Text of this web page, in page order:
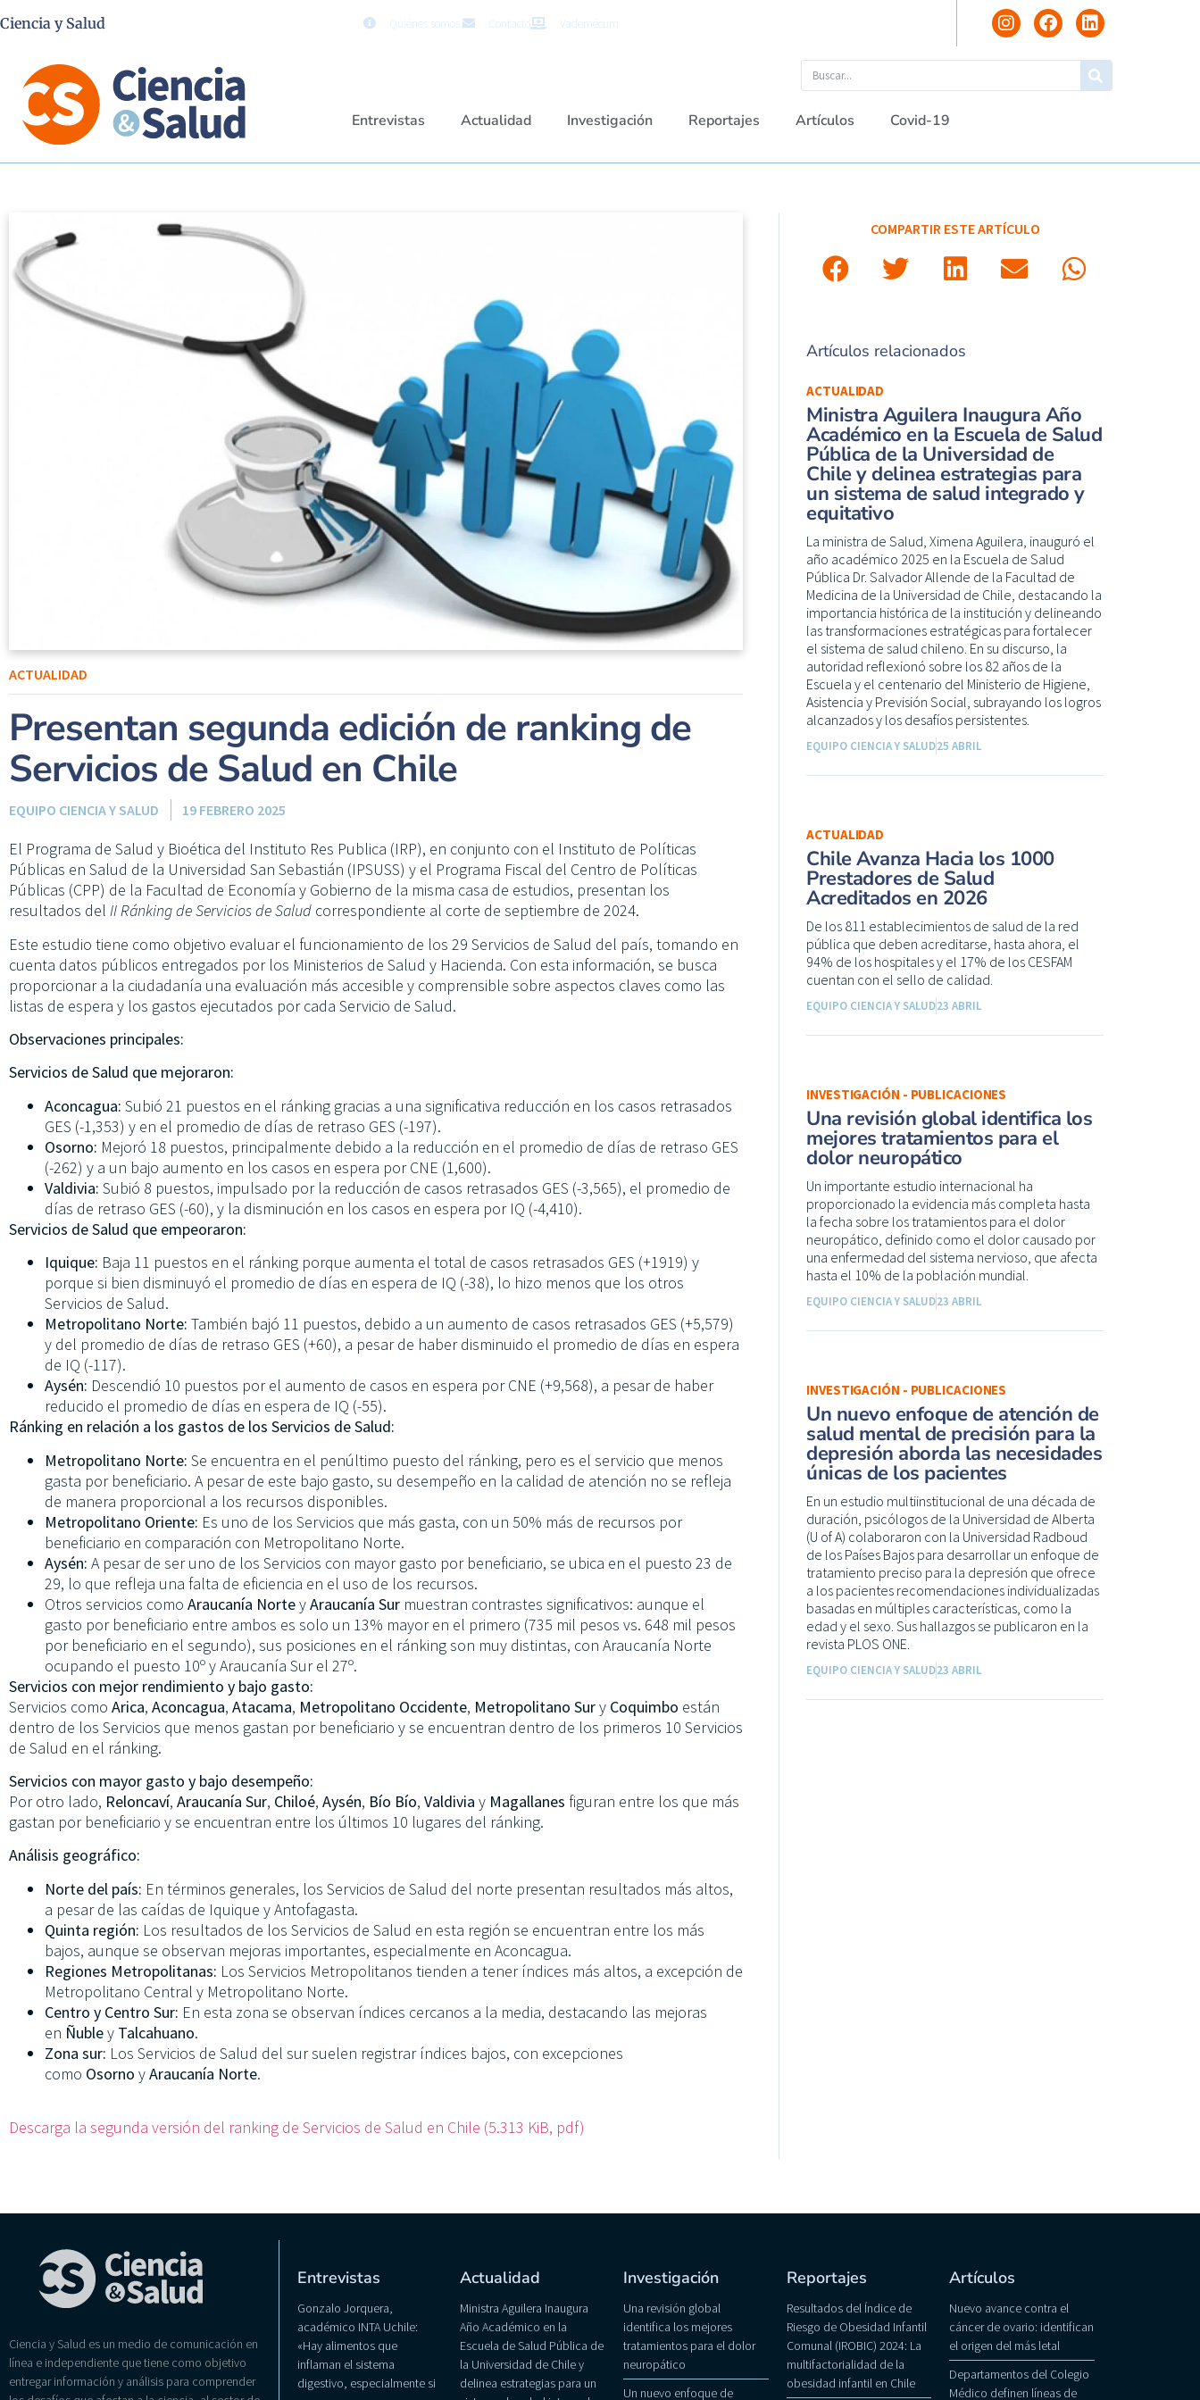
Ciencia y Salud Quiénes somos Contacto Vademécum
Entrevistas Actualidad Investigación Reportajes Artículos Covid-19
ACTUALIDAD
Presentan segunda edición de ranking de
Servicios de Salud en Chile
EQUIPO CIENCIA Y SALUD 19 FEBRERO 2025
El Programa de Salud y Bioética del Instituto Res Publica (IRP), en conjunto con el Instituto de Políticas
Públicas en Salud de la Universidad San Sebastián (IPSUSS) y el Programa Fiscal del Centro de Políticas
Públicas (CPP) de la Facultad de Economía y Gobierno de la misma casa de estudios, presentan los
resultados del II Ránking de Servicios de Salud correspondiente al corte de septiembre de 2024.
Este estudio tiene como objetivo evaluar el funcionamiento de los 29 Servicios de Salud del país, tomando en
cuenta datos públicos entregados por los Ministerios de Salud y Hacienda. Con esta información, se busca
proporcionar a la ciudadanía una evaluación más accesible y comprensible sobre aspectos claves como las
listas de espera y los gastos ejecutados por cada Servicio de Salud.
Observaciones principales:
Servicios de Salud que mejoraron:
Aconcagua: Subió 21 puestos en el ránking gracias a una significativa reducción en los casos retrasados
GES (-1,353) y en el promedio de días de retraso GES (-197).
Osorno: Mejoró 18 puestos, principalmente debido a la reducción en el promedio de días de retraso GES
(-262) y a un bajo aumento en los casos en espera por CNE (1,600).
Valdivia: Subió 8 puestos, impulsado por la reducción de casos retrasados GES (-3,565), el promedio de
días de retraso GES (-60), y la disminución en los casos en espera por IQ (-4,410).
Servicios de Salud que empeoraron:
Iquique: Baja 11 puestos en el ránking porque aumenta el total de casos retrasados GES (+1919) y
porque si bien disminuyó el promedio de días en espera de IQ (-38), lo hizo menos que los otros
Servicios de Salud.
Metropolitano Norte: También bajó 11 puestos, debido a un aumento de casos retrasados GES (+5,579)
y del promedio de días de retraso GES (+60), a pesar de haber disminuido el promedio de días en espera
de IQ (-117).
Aysén: Descendió 10 puestos por el aumento de casos en espera por CNE (+9,568), a pesar de haber
reducido el promedio de días en espera de IQ (-55).
Ránking en relación a los gastos de los Servicios de Salud:
Metropolitano Norte: Se encuentra en el penúltimo puesto del ránking, pero es el servicio que menos
gasta por beneficiario. A pesar de este bajo gasto, su desempeño en la calidad de atención no se refleja
de manera proporcional a los recursos disponibles.
Metropolitano Oriente: Es uno de los Servicios que más gasta, con un 50% más de recursos por
beneficiario en comparación con Metropolitano Norte.
Aysén: A pesar de ser uno de los Servicios con mayor gasto por beneficiario, se ubica en el puesto 23 de
29, lo que refleja una falta de eficiencia en el uso de los recursos.
Otros servicios como Araucanía NorteyAraucanía Sur muestran contrastes significativos: aunque el
gasto por beneficiario entre ambos es solo un 13% mayor en el primero (735 mil pesos vs. 648 mil pesos
por beneficiario en el segundo), sus posiciones en el ránking son muy distintas, con Araucanía Norte
ocupando el puesto 10º y Araucanía Sur el 27º.
Servicios con mejor rendimiento y bajo gasto:
Servicios como Arica, Aconcagua, Atacama, Metropolitano Occidente, Metropolitano Sury Coquimbo están
dentro de los Servicios que menos gastan por beneficiario y se encuentran dentro de los primeros 10 Servicios
de Salud en el ránking.
Servicios con mayor gasto y bajo desempeño:
Por otro lado, Reloncaví, Araucanía Sur, Chiloé, Aysén, Bío Bío, Valdivia y Magallanes figuran entre los que más
gastan por beneficiario y se encuentran entre los últimos 10 lugares del ránking.
Análisis geográfico:
Norte del país: En términos generales, los Servicios de Salud del norte presentan resultados más altos,
a pesar de las caídas de Iquique y Antofagasta.
Quinta región: Los resultados de los Servicios de Salud en esta región se encuentran entre los más
bajos, aunque se observan mejoras importantes, especialmente en Aconcagua.
Regiones Metropolitanas: Los Servicios Metropolitanos tienden a tener índices más altos, a excepción de
Metropolitano Central y Metropolitano Norte.
Centro y Centro Sur: En esta zona se observan índices cercanos a la media, destacando las mejoras
en Ñubley Talcahuano.
Zona sur: Los Servicios de Salud del sur suelen registrar índices bajos, con excepciones
como Osorno yAraucanía Norte.
Descarga la segunda versión del ranking de Servicios de Salud en Chile (5.313 KiB, pdf)
COMPARTIR ESTE ARTÍCULO
Artículos relacionados
ACTUALIDAD
Ministra Aguilera Inaugura Año
Académico en la Escuela de Salud
Pública de la Universidad de
Chile y delinea estrategias para
un sistema de salud integrado y
equitativo
La ministra de Salud, Ximena Aguilera, inauguró el
año académico 2025 en la Escuela de Salud
Pública Dr. Salvador Allende de la Facultad de
Medicina de la Universidad de Chile, destacando la
importancia histórica de la institución y delineando
las transformaciones estratégicas para fortalecer
el sistema de salud chileno. En su discurso, la
autoridad reflexionó sobre los 82 años de la
Escuela y el centenario del Ministerio de Higiene,
Asistencia y Previsión Social, subrayando los logros
alcanzados y los desafíos persistentes.
EQUIPO CIENCIA Y SALUD25 ABRIL
ACTUALIDAD
Chile Avanza Hacia los 1000
Prestadores de Salud
Acreditados en 2026
De los 811 establecimientos de salud de la red
pública que deben acreditarse, hasta ahora, el
94% de los hospitales y el 17% de los CESFAM
cuentan con el sello de calidad.
EQUIPO CIENCIA Y SALUD23 ABRIL
INVESTIGACIÓN - PUBLICACIONES
Una revisión global identifica los
mejores tratamientos para el
dolor neuropático
Un importante estudio internacional ha
proporcionado la evidencia más completa hasta
la fecha sobre los tratamientos para el dolor
neuropático, definido como el dolor causado por
una enfermedad del sistema nervioso, que afecta
hasta el 10% de la población mundial.
EQUIPO CIENCIA Y SALUD23 ABRIL
INVESTIGACIÓN - PUBLICACIONES
Un nuevo enfoque de atención de
salud mental de precisión para la
depresión aborda las necesidades
únicas de los pacientes
En un estudio multiinstitucional de una década de
duración, psicólogos de la Universidad de Alberta
(U of A) colaboraron con la Universidad Radboud
de los Países Bajos para desarrollar un enfoque de
tratamiento preciso para la depresión que ofrece
a los pacientes recomendaciones individualizadas
basadas en múltiples características, como la
edad y el sexo. Sus hallazgos se publicaron en la
revista PLOS ONE.
EQUIPO CIENCIA Y SALUD23 ABRIL
Ciencia y Salud es un medio de comunicación en
línea e independiente que tiene como objetivo
entregar información y análisis para comprender
Entrevistas
Gonzalo Jorquera,
académico INTA Uchile:
«Hay alimentos que
inflaman el sistema
digestivo, especialmente si
Actualidad
Ministra Aguilera Inaugura
Año Académico en la
Escuela de Salud Pública de
la Universidad de Chile y
delinea estrategias para un
Investigación
Una revisión global
identifica los mejores
tratamientos para el dolor
neuropático
Un nuevo enfoque de
Reportajes
Resultados del Índice de
Riesgo de Obesidad Infantil
Comunal (IROBIC) 2024: La
multifactorialidad de la
obesidad infantil en Chile
Artículos
Nuevo avance contra el
cáncer de ovario: identifican
el origen del más letal
Departamentos del Colegio
Médico definen líneas de